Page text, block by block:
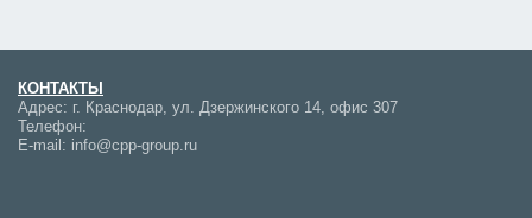
КОНТАКТЫ
Адрес: г. Краснодар, ул. Дзержинского 14, офис 307
Телефон:
E-mail: info@cpp-group.ru